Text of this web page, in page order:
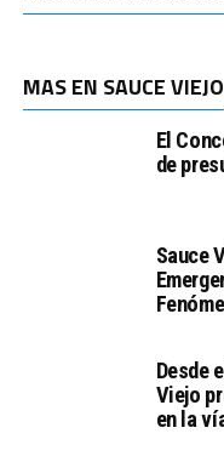
MAS EN SAUCE VIEJO
El
de
Sauce
Desde
Viejo
en la